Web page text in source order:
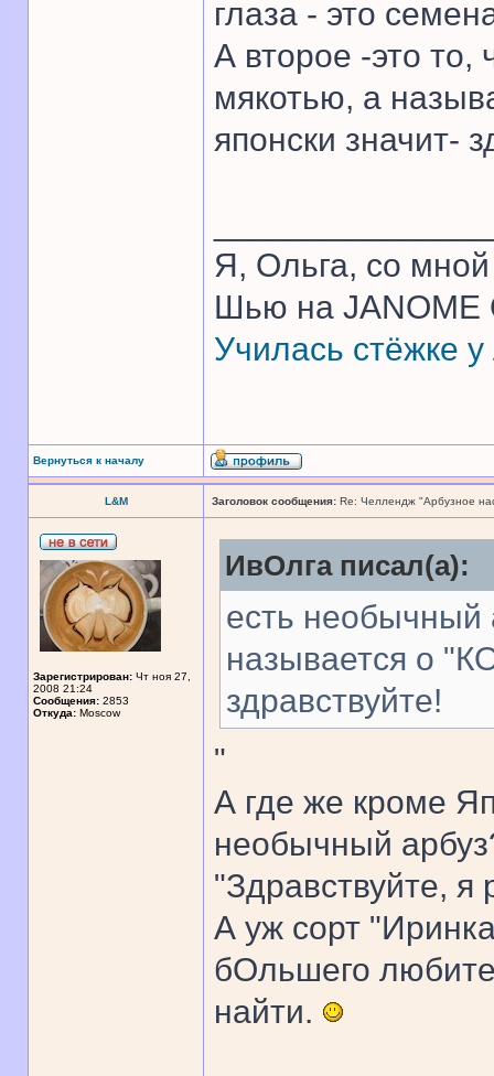
глаза - это
А второе -это то,
мякотью, а
японски значит-
Я, Ольга, со
Шью на JANOME
Училась стёжке
Вернуться к началу
L&M Заголовок сообщения: Re: Челлендж "Арбузное
Зарегистрирован: Чт ноя 27,
2008 21:24
Сообщения: 2853
Откуда: Moscow
ИвОлга писал(а):
есть необычный
называется о
здравствуйте!
"
А где же кроме
необычный
"Здравствуйте, я
А уж сорт
бОльшего
найти.